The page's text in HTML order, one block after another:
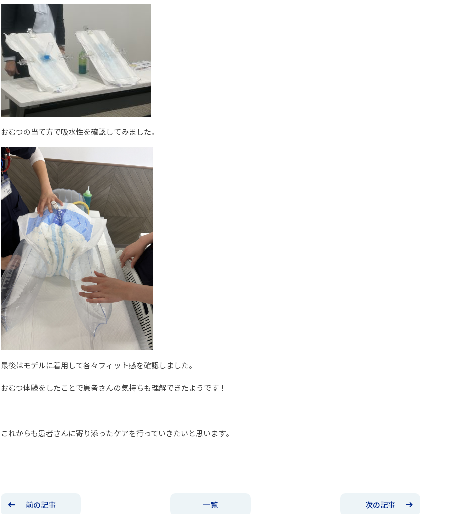
おむつの当て方で吸水性を確認してみました。
最後はモデルに着用して各々フィット感を確認しました。
おむつ体験をしたことで患者さんの気持ちも理解できたようです！
これからも患者さんに寄り添ったケアを行っていきたいと思います。
前の記事 一覧 次の記事